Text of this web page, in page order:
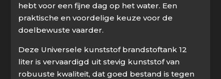
hebt voor een fijne dag op het water. Een
praktische en voordelige keuze voor de
doelbewuste vaarder.
Deze Universele kunststof brandstoftank 12
liter is vervaardigd uit stevig kunststof van
robuuste kwaliteit, dat goed bestand is tegen